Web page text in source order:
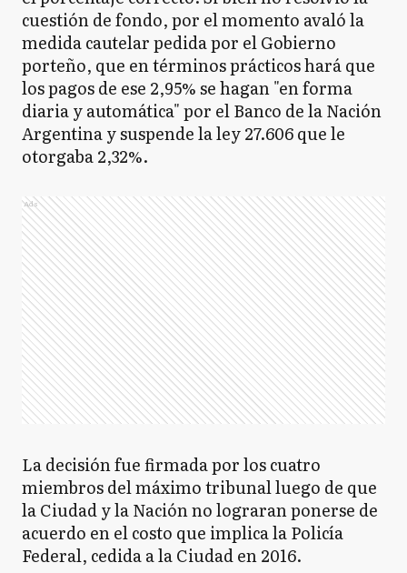
cuestión de fondo, por el momento avaló la
medida cautelar pedida por el Gobierno
porteño, que en términos prácticos hará que
los pagos de ese 2,95% se hagan "en forma
diaria y automática" por el Banco de la Nación
Argentina y suspende la ley 27.606 que le
otorgaba 2,32%.
Ads
La decisión fue firmada por los cuatro
miembros del máximo tribunal luego de que
la Ciudad y la Nación no lograran ponerse de
acuerdo en el costo que implica la Policía
Federal, cedida a la Ciudad en 2016.